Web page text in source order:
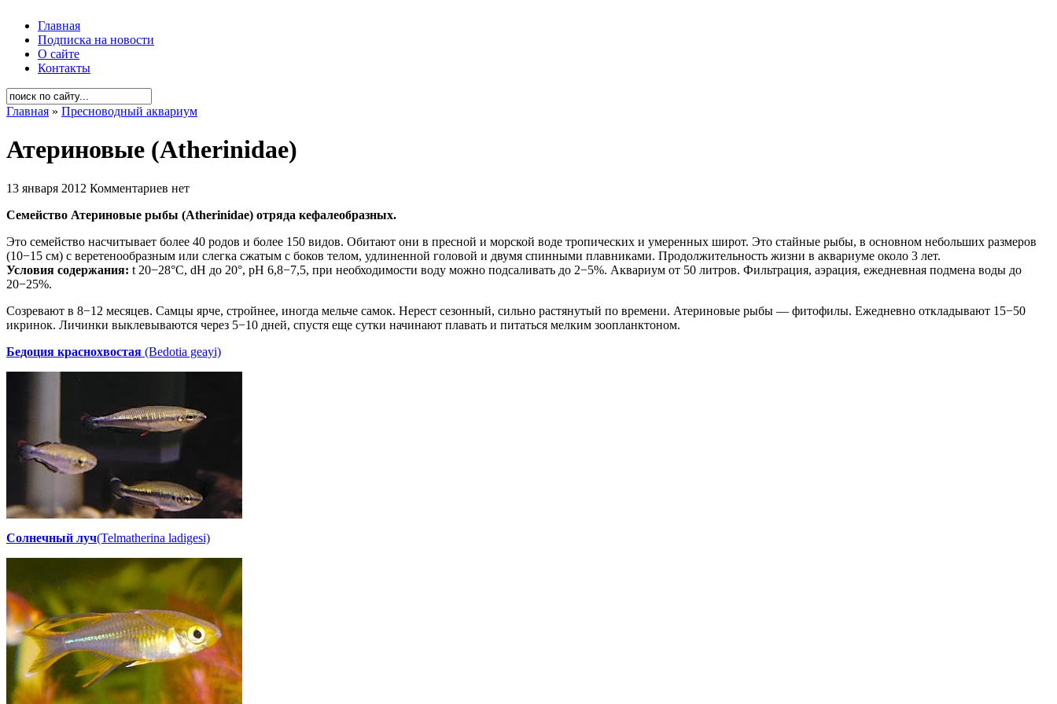
Главная
Подписка на новости
О сайте
Контакты
Главная » Пресноводный аквариум
Атериновые (Atherinidae)
13 января 2012 Комментариев нет
Семейство Атериновые рыбы (Atherinidae) отряда кефалеобразных.
Это семейство насчитывает более 40 родов и более 150 видов. Обитают они в пресной и морской воде тропических и умеренных широт. Это стайные рыбы, в основном небольших размеров
(10−15 см) с веретенообразным или слегка сжатым с боков телом, удлиненной головой и двумя спинными плавниками. Продолжительность жизни в аквариуме около 3 лет.
Условия содержания: t 20−28°С, dH до 20°, рН 6,8−7,5, при необходимости воду можно подсаливать до 2−5%. Аквариум от 50 литров. Фильтрация, аэрация, ежедневная подмена воды до
20−25%.
Созревают в 8−12 месяцев. Самцы ярче, стройнее, иногда мельче самок. Нерест сезонный, сильно растянутый по времени. Атериновые рыбы — фитофилы. Ежедневно откладывают 15−50
икринок. Личинки выклевываются через 5−10 дней, спустя еще сутки начинают плавать и питаться мелким зоопланктоном.
Бедоция краснохвостая (Bedotia geayi)
Солнечный луч(Telmatherina ladigesi)